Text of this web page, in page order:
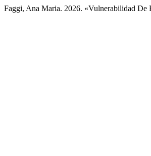
Faggi, Ana Maria. 2026. «Vulnerabilidad De